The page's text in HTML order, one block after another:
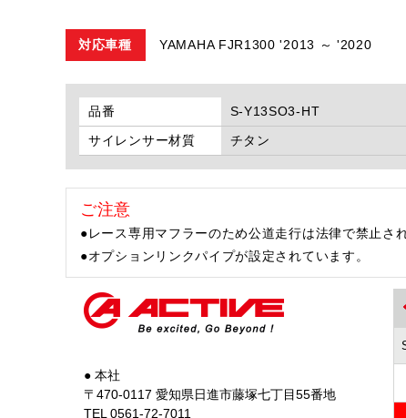
対応車種 YAMAHA FJR1300 '2013 ～ '2020
品番 S-Y13SO3-HT
サイレンサー材質
チタン
ご注意
●レース専用マフラーのため公道走行は法律で禁止さ
●オプションリンクパイプが設定されています。
● 本社
〒470-0117 愛知県日進市藤塚七丁目55番地
TEL 0561-72-7011